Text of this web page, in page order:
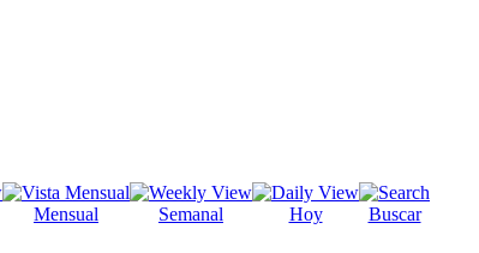
Mensual Semanal Hoy Buscar